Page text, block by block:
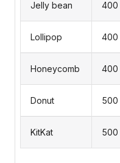
Jelly bean 400
Lollipop 400
Honeycomb 400
Donut 500
KitKat 500